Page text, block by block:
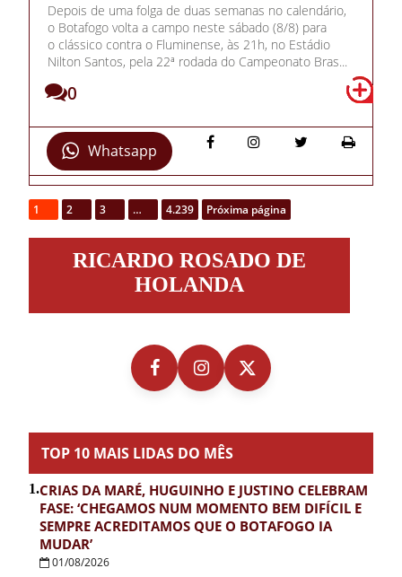
Depois de uma folga de duas semanas no calendário,
o Botafogo volta a campo neste sábado (8/8) para
o clássico contra o Fluminense, às 21h, no Estádio
Nilton Santos, pela 22ª rodada do Campeonato Bras...
0
Whatsapp
1 2 3 … 4.239 Próxima página
RosadoRICARDO ROSADO DE
HOLANDA
TOP 10 MAIS LIDAS DO MÊS
1.CRIAS DA MARÉ, HUGUINHO E JUSTINO CELEBRAM
FASE: ‘CHEGAMOS NUM MOMENTO BEM DIFÍCIL E
SEMPRE ACREDITAMOS QUE O BOTAFOGO IA
MUDAR’
01/08/2026